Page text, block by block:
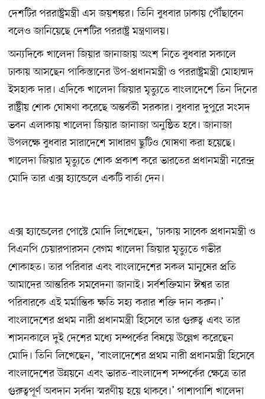
দেশটির পররাষ্ট্রমন্ত্রী এস জয়শঙ্কর। তিনি বুধবার ঢাকায় পৌঁছাবেন
বলেও জানিয়েছে দেশটির পররাষ্ট্র মন্ত্রণালয়।
অন্যদিকে খালেদা জিয়ার জানাজায় অংশ নিতে বুধবার সকালে
ঢাকায় আসছেন পাকিস্তানের উপ-প্রধানমন্ত্রী ও পররাষ্ট্রমন্ত্রী মোহাম্মদ
ইসহাক দার। এদিকে খালেদা জিয়ার মৃত্যুতে বাংলাদেশে তিন দিনের
রাষ্ট্রীয় শোক ঘোষণা করেছে অন্তর্বর্তী সরকার। বুধবার দুপুরে সংসদ
ভবন এলাকায় খালেদা জিয়ার জানাজা অনুষ্ঠিত হবে। জানাজা
উপলক্ষে বুধবার সারাদেশে সাধারণ ছুটিও ঘোষণা করা হয়েছে।
খালেদা জিয়ার মৃত্যুতে শোক প্রকাশ করে ভারতের প্রধানমন্ত্রী নরেন্দ্র
মোদি তার এক্স হ্যান্ডেলে একটি বার্তা দেন।
এক্স হ্যান্ডেলের পোস্টে মোদি লিখেছেন, ‘ঢাকায় সাবেক প্রধানমন্ত্রী ও
বিএনপি চেয়ারপারসন বেগম খালেদা জিয়ার মৃত্যুতে গভীর
শোকাহত। তার পরিবার এবং বাংলাদেশের সকল মানুষের প্রতি
আমাদের আন্তরিক সমবেদনা জানাই। সর্বশক্তিমান ঈশ্বর তার
পরিবারকে এই মর্মান্তিক ক্ষতি সহ্য করার শক্তি দান করুন।’
বাংলাদেশের প্রথম নারী প্রধানমন্ত্রী হিসেবে তার গুরুত্ব এবং তার
শাসনকালে দুই দেশের মধ্যে সম্পর্কের বিষয়ে উল্লেখ করেছেন
মোদি। তিনি লিখেছেন, ‘বাংলাদেশের প্রথম নারী প্রধানমন্ত্রী হিসেবে
বাংলাদেশের উন্নয়নে এবং ভারত-বাংলাদেশ সম্পর্কের ক্ষেত্রে তার
গুরুত্বপূর্ণ অবদান সর্বদা স্মরণীয় হয়ে থাকবে।’ পাশাপাশি খালেদা